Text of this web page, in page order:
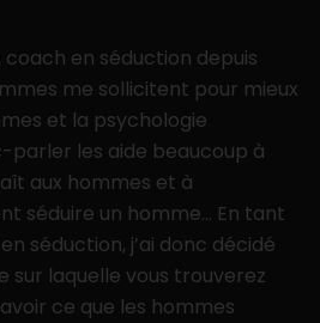
coach en séduction depuis
me sollicitent pour mieux
et la psychologie
parler les aide beaucoup à
aux hommes et à
séduire un homme… En tant
séduction, j’ai donc décidé
laquelle vous trouverez
ce que les hommes